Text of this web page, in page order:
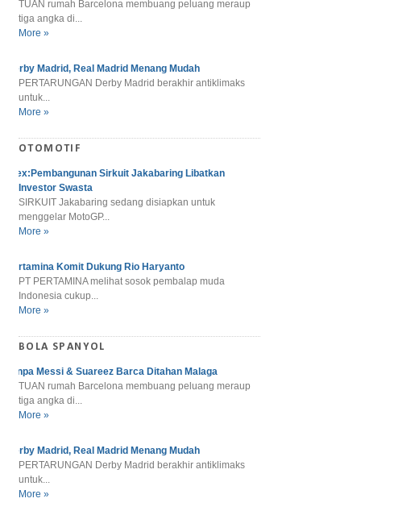
TUAN rumah Barcelona membuang peluang meraup
tiga angka di...
More »
Derby Madrid, Real Madrid Menang Mudah
PERTARUNGAN Derby Madrid berakhir antiklimaks
untuk...
More »
OTOMOTIF
Alex:Pembangunan Sirkuit Jakabaring Libatkan
Investor Swasta
SIRKUIT Jakabaring sedang disiapkan untuk
menggelar MotoGP...
More »
Pertamina Komit Dukung Rio Haryanto
PT PERTAMINA melihat sosok pembalap muda
Indonesia cukup...
More »
BOLA SPANYOL
Tanpa Messi & Suareez Barca Ditahan Malaga
TUAN rumah Barcelona membuang peluang meraup
tiga angka di...
More »
Derby Madrid, Real Madrid Menang Mudah
PERTARUNGAN Derby Madrid berakhir antiklimaks
untuk...
More »